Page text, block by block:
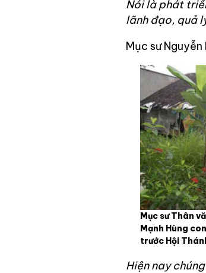
Nói là phát
lãnh đạo, quả
Mục sư Nguyễn
Mục sư Thân
Mạnh Hùng
trước Hội
Hiện nay